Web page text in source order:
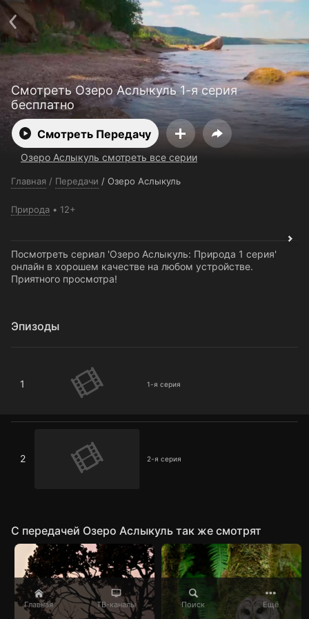
Главная ТВ-каналы Поиск Ещё
Смотреть Озеро Аслыкуль 1-я серия
бесплатно
Смотреть Передачу
Озеро Аслыкуль смотреть все серии
Главная / Передачи / Озеро Аслыкуль
Природа 12+
Посмотреть сериал 'Озеро Аслыкуль: Природа 1 серия'
онлайн в хорошем качестве на любом устройстве.
Приятного просмотра!
Эпизоды
1 1-я серия
2 2-я серия
C передачей Озеро Аслыкуль так же смотрят
Поддержка: support@24h.tv
О сервисе
Пользовательское соглашение
Политика конфиденциальности
Для партнёров
Открыть приложение
Ввести промокод
Установить на ТВ
Бесплатные каналы Контакты